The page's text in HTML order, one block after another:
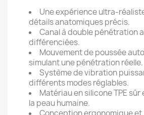
Une expérience ultra-
détails anatomiques précis.
Canal à double pénétration
différenciées.
Mouvement de poussée
simulant une pénétration réelle.
Système de vibration
différents modes réglables.
Matériau en silicone TPE
la peau humaine.